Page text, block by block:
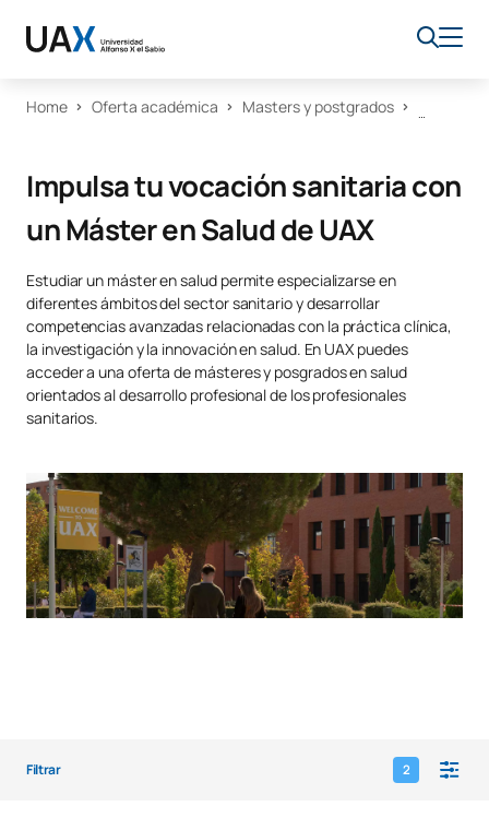
Home Oferta académica Masters y postgrados
Impulsa tu vocación sanitaria con
un Máster en Salud de UAX
Estudiar un máster en salud permite especializarse en
diferentes ámbitos del sector sanitario y desarrollar
competencias avanzadas relacionadas con la práctica clínica,
la investigación y la innovación en salud. En UAX puedes
acceder a una oferta de másteres y posgrados en salud
orientados al desarrollo profesional de los profesionales
sanitarios.
Filtrar 2